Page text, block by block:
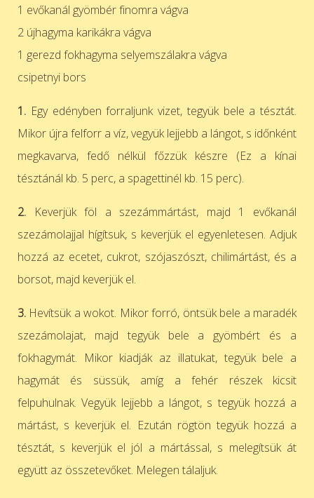
1 evőkanál gyömbér finomra vágva
2 újhagyma karikákra vágva
1 gerezd fokhagyma selyemszálakra vágva
csipetnyi bors
1. Egy edényben forraljunk vizet, tegyük bele a tésztát.
Mikor újra felforr a víz, vegyük lejjebb a lángot, s időnként
megkavarva, fedő nélkül főzzük készre (Ez a kínai
tésztánál kb. 5 perc, a spagettinél kb. 15 perc).
2. Keverjük föl a szezámmártást, majd 1 evőkanál
szezámolajjal hígítsuk, s keverjük el egyenletesen. Adjuk
hozzá az ecetet, cukrot, szójaszószt, chilimártást, és a
borsot, majd keverjük el.
3. Hevítsük a wokot. Mikor forró, öntsük bele a maradék
szezámolajat, majd tegyük bele a gyömbért és a
fokhagymát. Mikor kiadják az illatukat, tegyük bele a
hagymát és süssük, amíg a fehér részek kicsit
felpuhulnak. Vegyük lejjebb a lángot, s tegyük hozzá a
mártást, s keverjük el. Ezután rögtön tegyük hozzá a
tésztát, s keverjük el jól a mártással, s melegítsük át
együtt az összetevőket. Melegen tálaljuk.